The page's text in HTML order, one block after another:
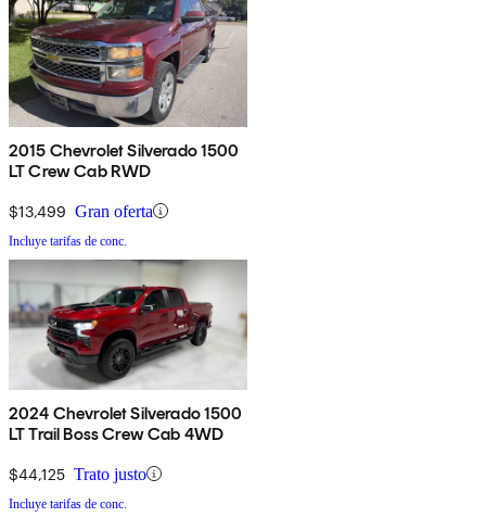
2015 Chevrolet Silverado 1500
LT Crew Cab RWD
$13,499 Gran oferta
Incluye tarifas de conc.
2024 Chevrolet Silverado 1500
LT Trail Boss Crew Cab 4WD
$44,125 Trato justo
Incluye tarifas de conc.